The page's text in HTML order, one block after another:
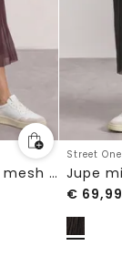
Jupe mi-longue en mesh à effet plissé
Street One
€ 69,99